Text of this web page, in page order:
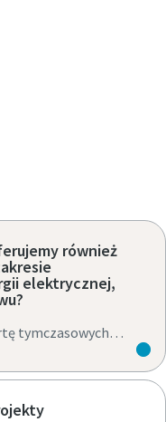
również
elektrycznej,
tymczasowych
powietrza i
temperatury.